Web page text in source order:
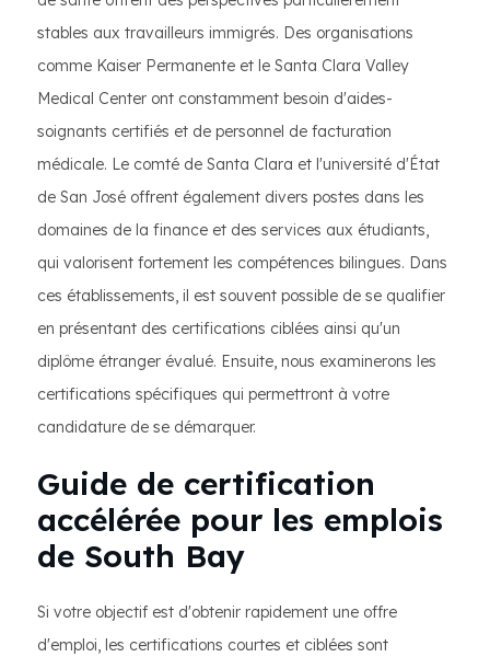
stables aux travailleurs immigrés. Des organisations
comme Kaiser Permanente et le Santa Clara Valley
Medical Center ont constamment besoin d'aides-
soignants certifiés et de personnel de facturation
médicale. Le comté de Santa Clara et l'université d'État
de San José offrent également divers postes dans les
domaines de la finance et des services aux étudiants,
qui valorisent fortement les compétences bilingues. Dans
ces établissements, il est souvent possible de se qualifier
en présentant des certifications ciblées ainsi qu'un
diplôme étranger évalué. Ensuite, nous examinerons les
certifications spécifiques qui permettront à votre
candidature de se démarquer.
Guide de certification
accélérée pour les emplois
de South Bay
Si votre objectif est d'obtenir rapidement une offre
d'emploi, les certifications courtes et ciblées sont